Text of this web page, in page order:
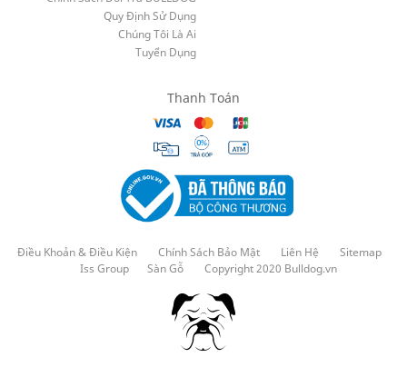
Quy Định Sử Dụng
Chúng Tôi Là Ai
Tuyển Dụng
Thanh Toán
Điều Khoản & Điều Kiện Chính Sách Bảo Mật Liên Hệ
Sitemap
Iss Group
Sàn Gỗ Copyright 2020 Bulldog.vn